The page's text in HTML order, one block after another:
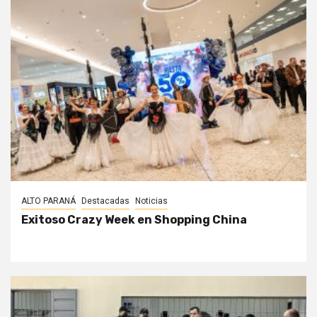
ALTO PARANÁ Destacadas Noticias
Exitoso Crazy Week en Shopping China